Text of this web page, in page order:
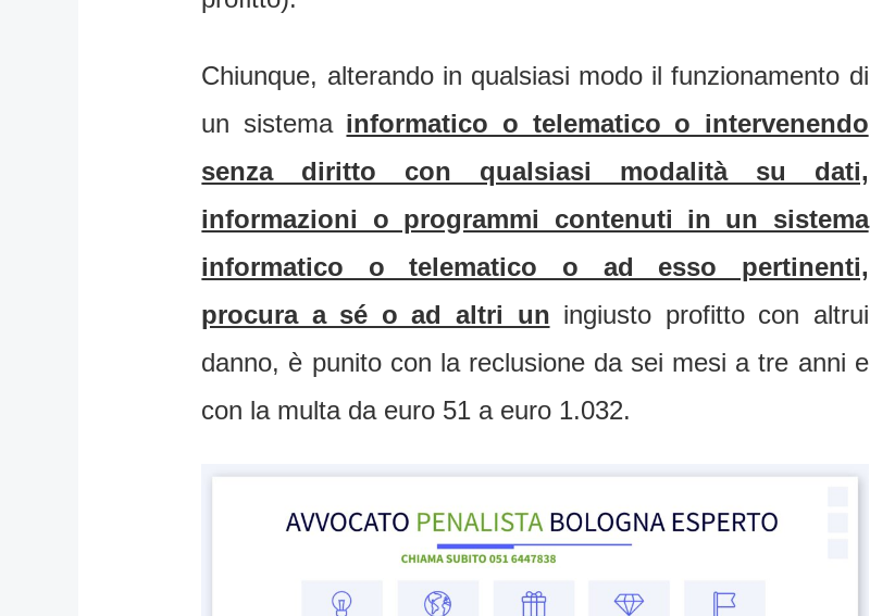
Chiunque, alterando in qualsiasi modo il funzionamento di
un sistema informatico o telematico o intervenendo
senza diritto con qualsiasi modalità su dati,
informazioni o programmi contenuti in un sistema
informatico o telematico o ad esso pertinenti,
procura a sé o ad altri un ingiusto profitto con altrui
danno, è punito con la reclusione da sei mesi a tre anni e
con la multa da euro 51 a euro 1.032.